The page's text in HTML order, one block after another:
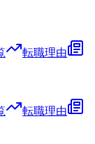
転職理由
転職理由